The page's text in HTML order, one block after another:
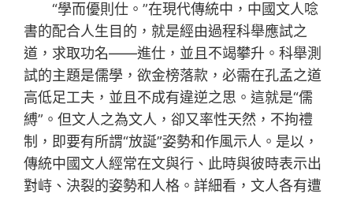
“學而優則仕。”在現代傳統中，中國文人唸
書的配合人生目的，就是經由過程科舉應試之
道，求取功名——進仕，並且不竭攀升。科舉測
試的主題是儒學，欲金榜落款，必需在孔孟之道
高低足工夫，並且不成有違逆之思。這就是“儒
縛”。但文人之為文人，卻又率性天然，不拘禮
制，即要有所謂“放誕”姿勢和作風示人。是以，
傳統中國文人經常在文與行、此時與彼時表示出
對峙、決裂的姿勢和人格。詳細看，文人各有遭